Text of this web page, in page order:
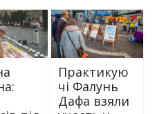
Практикую
чі Фалунь
Дафа взяли